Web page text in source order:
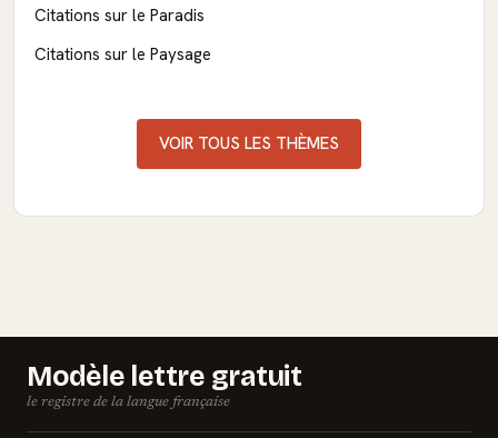
Citations sur le Paradis
Citations sur le Paysage
VOIR TOUS LES THÈMES
Modèle lettre gratuit
le registre de la langue française